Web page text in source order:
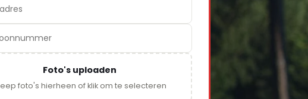
Foto's uploaden
foto's hierheen of klik om te selecteren